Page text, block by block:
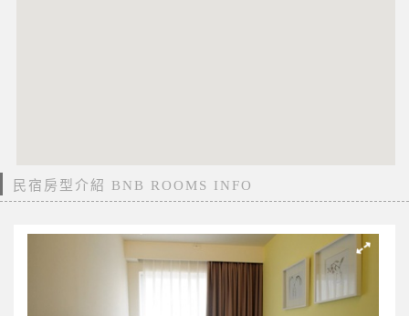
民宿房型介紹 BNB ROOMS INFO